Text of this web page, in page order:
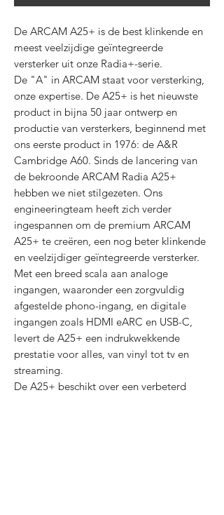
De ARCAM A25+ is de best klinkende en
meest veelzijdige geïntegreerde
versterker uit onze Radia+-serie.
De "A" in ARCAM staat voor versterking,
onze expertise. De A25+ is het nieuwste
product in bijna 50 jaar ontwerp en
productie van versterkers, beginnend met
ons eerste product in 1976: de A&R
Cambridge A60. Sinds de lancering van
de bekroonde ARCAM Radia A25+
hebben we niet stilgezeten. Ons
engineeringteam heeft zich verder
ingespannen om de premium ARCAM
A25+ te creëren, een nog beter klinkende
en veelzijdiger geïntegreerde versterker.
Met een breed scala aan analoge
ingangen, waaronder een zorgvuldig
afgestelde phono-ingang, en digitale
ingangen zoals HDMI eARC en USB-C,
levert de A25+ een indrukwekkende
prestatie voor alles, van vinyl tot tv en
streaming.
De A25+ beschikt over een verbeterd